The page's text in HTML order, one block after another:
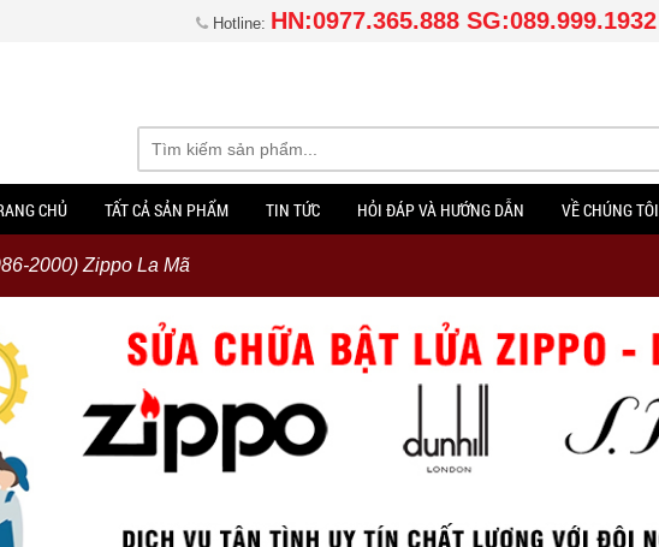
Hotline: HN:0977.365.888 SG:089.999.1932
CHỦ TẤT CẢ SẢN PHẨM TIN TỨC HỎI ĐÁP VÀ HƯỚNG DẪN VỀ CHÚNG TÔI
2000) Zippo La Mã